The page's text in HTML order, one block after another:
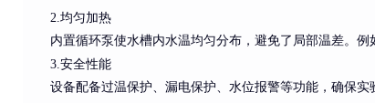
2.均匀加热
内置循环泵使水槽内水温均匀分布，避免了局部温差。
3.安全性能
设备配备过温保护、漏电保护、水位报警等功能，确保